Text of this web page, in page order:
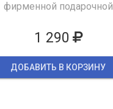
фирменной подарочной
1 290
ДОБАВИТЬ В КОРЗИНУ